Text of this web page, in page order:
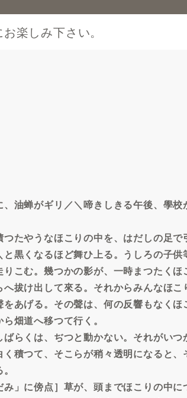
楽しみ下さい。
油蝉がギリ／＼啼きしきる午後、學校
たやうなほこりの中を、はだしの足で
黒くなるほど舞ひ上る。うしろの子供
こむ。幾つかの影が、一時まつたくほ
拔け出して來る。それからみんなほこ
あげる。その聲は、何の反響もなくほ
畑道へ移つて行く。
らくは、ぢつと動かない。それがいつ
積つて、そこらが稍々透明になると、
」に傍点］草が、頭までほこりの中に